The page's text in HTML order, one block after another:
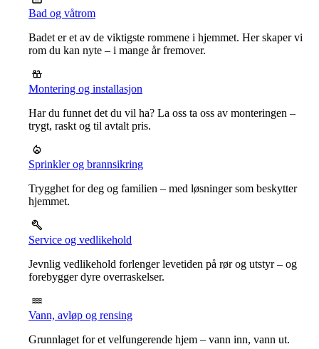
Bad og våtrom
Badet er et av de viktigste rommene i hjemmet. Her skaper vi
rom du kan nyte – i mange år fremover.
Montering og installasjon
Har du funnet det du vil ha? La oss ta oss av monteringen –
trygt, raskt og til avtalt pris.
Sprinkler og brannsikring
Trygghet for deg og familien – med løsninger som beskytter
hjemmet.
Service og vedlikehold
Jevnlig vedlikehold forlenger levetiden på rør og utstyr – og
forebygger dyre overraskelser.
Vann, avløp og rensing
Grunnlaget for et velfungerende hjem – vann inn, vann ut.